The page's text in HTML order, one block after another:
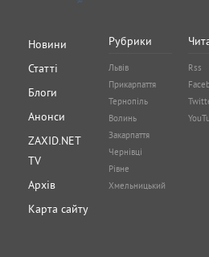
Новини
Статті
Блоги
Анонси
ZAXID.NET
TV
Архів
Карта сайту
Рубрики
Львів
Прикарпаття
Тернопіль
Волинь
Закарпаття
Чернівці
Рівне
Хмельницький
Rss